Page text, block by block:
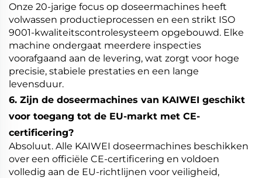
Onze 20-jarige focus op doseermachines heeft
volwassen productieprocessen en een strikt ISO
9001-kwaliteitscontrolesysteem opgebouwd. Elke
machine ondergaat meerdere inspecties
voorafgaand aan de levering, wat zorgt voor hoge
precisie, stabiele prestaties en een lange
levensduur.
6. Zijn de doseermachines van KAIWEI geschikt
voor toegang tot de EU-markt met CE-
certificering?
Absoluut. Alle KAIWEI doseermachines beschikken
over een officiële CE-certificering en voldoen
volledig aan de EU-richtlijnen voor veiligheid,